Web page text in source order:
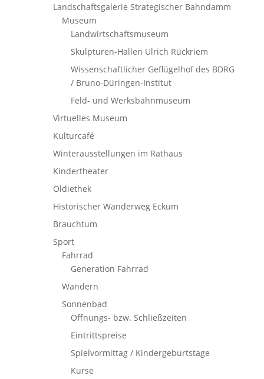
Landschaftsgalerie Strategischer Bahndamm
Museum
Landwirtschaftsmuseum
Skulpturen-Hallen Ulrich Rückriem
Wissenschaftlicher Geflügelhof des BDRG
/ Bruno-Düringen-Institut
Feld- und Werksbahnmuseum
Virtuelles Museum
Kulturcafé
Winterausstellungen im Rathaus
Kindertheater
Oldiethek
Historischer Wanderweg Eckum
Brauchtum
Sport
Fahrrad
Generation Fahrrad
Wandern
Sonnenbad
Öffnungs- bzw. Schließzeiten
Eintrittspreise
Spielvormittag / Kindergeburtstage
Kurse